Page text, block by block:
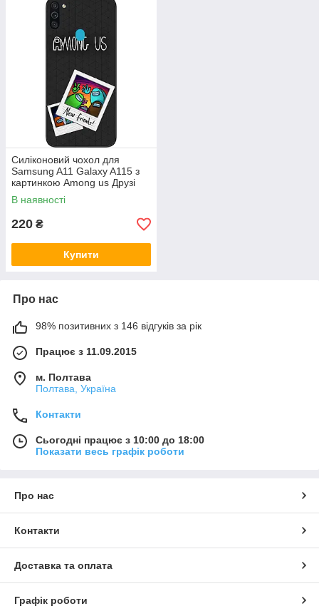
Силіконовий чохол для
Samsung A11 Galaxy A115 з
картинкою Among us Друзі
В наявності
220 ₴
Купити
Про нас
98% позитивних з 146 відгуків за рік
Працює з 11.09.2015
м. Полтава
Полтава, Україна
Контакти
Сьогодні працює з 10:00 до 18:00
Показати весь графік роботи
Про нас
Контакти
Доставка та оплата
Графік роботи